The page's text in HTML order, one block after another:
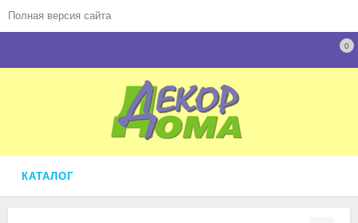
Полная версия сайта
0
КАТАЛОГ